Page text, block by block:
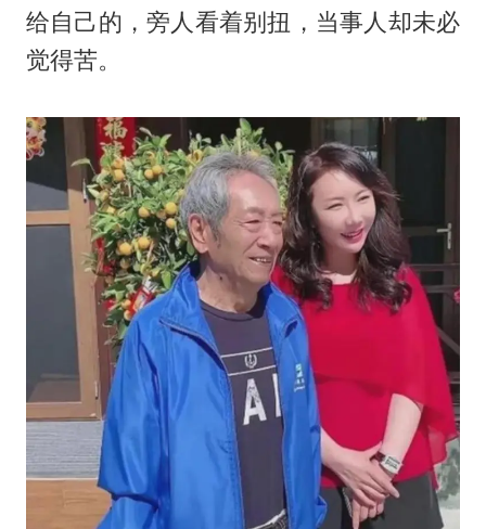
给自己的，旁人看着别扭，当事人却未必
觉得苦。